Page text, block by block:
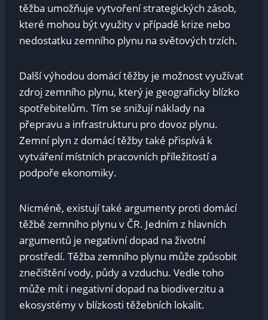
těžba umožňuje vytvoření strategických zásob,
které mohou být využity v případě krize nebo
nedostatku zemního plynu na světových trzích.
Další výhodou domácí těžby je možnost využívat
zdroj zemního plynu, který je geograficky blízko
spotřebitelům. Tím se snižují náklady na
přepravu a infrastrukturu pro dovoz plynu.
Zemní plyn z domácí těžby také přispívá k
vytváření místních pracovních příležitostí a
podpoře ekonomiky.
Nicméně, existují také argumenty proti domácí
těžbě zemního plynu v ČR. Jedním z hlavních
argumentů je negativní dopad na životní
prostředí. Těžba zemního plynu může způsobit
znečištění vody, půdy a vzduchu. Vedle toho
může mít i negativní dopad na biodiverzitu a
ekosystémy v blízkosti těžebních lokalit.